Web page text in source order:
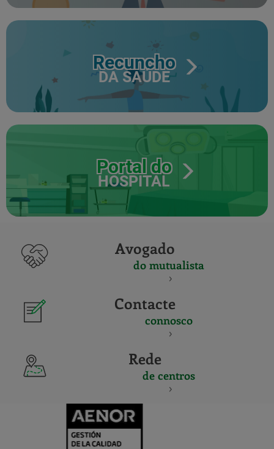
Recuncho
DA SAÚDE
Portal do
HOSPITAL
Avogado
do mutualista
Contacte
connosco
Rede
de centros